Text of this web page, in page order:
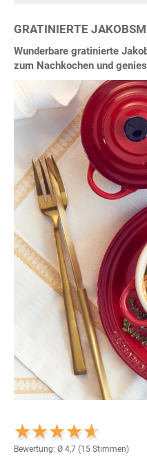
GRATINIERTE
Wunderbare gratinierte
zum Nachkochen und
Bewertung: Ø 4,7 (15 Stimmen)